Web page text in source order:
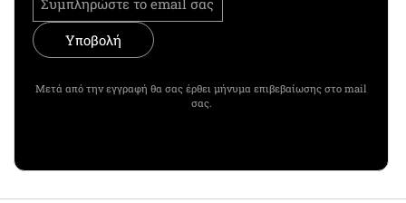
Υποβολή
Μετά από την εγγραφή θα σας έρθει μήνυμα επιβεβαίωσης στο mail
σας.